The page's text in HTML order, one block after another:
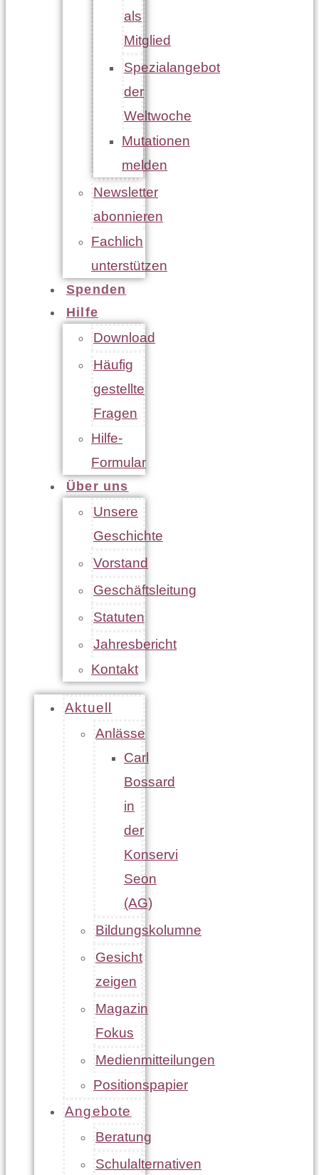
als
Mitglied
Spezialangebot
der
Weltwoche
Mutationen
melden
Newsletter
abonnieren
Fachlich
unterstützen
Spenden
Hilfe
Download
Häufig
gestellte
Fragen
Hilfe-
Formular
Über uns
Unsere
Geschichte
Vorstand
Geschäftsleitung
Statuten
Jahresbericht
Kontakt
Aktuell
Anlässe
Carl
Bossard
in
der
Konservi
Seon
(AG)
Bildungskolumne
Gesicht
zeigen
Magazin
Fokus
Medienmitteilungen
Positionspapier
Angebote
Beratung
Schulalternativen